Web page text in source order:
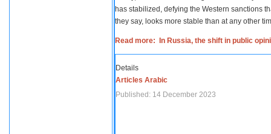
has stabilized, defying the Western sanctions
they say, looks more stable than at any other
Read more: In Russia, the shift in public
Details
Articles Arabic
Published: 14 December 2023